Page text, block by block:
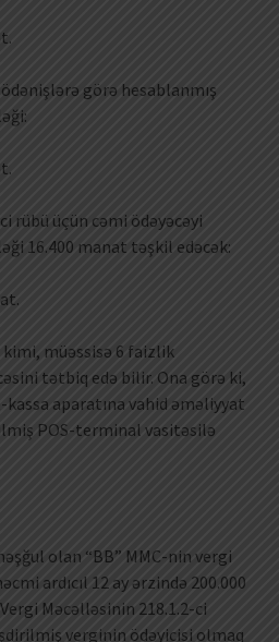
görə hesablanmış
rübü üçün cəmi ödəyəcəyi
16.400 manat təşkil edəcək:
kimi, müəssisə 6 faizlik
tətbiq edə bilir. Ona görə ki,
aparatına vahid əməliyyat
POS-terminal vasitəsilə
olan “BB” MMC-nin vergi
ardıcıl 12 ay ərzində 200.000
Məcəlləsinin 218.1.2-ci
verginin ödəyicisi olmaq